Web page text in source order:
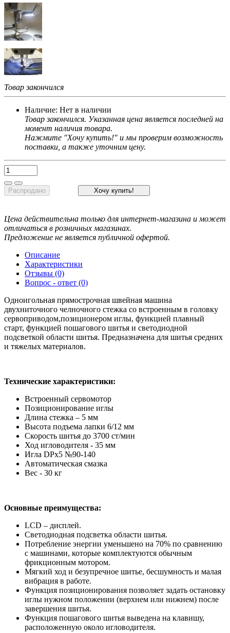
Товар закончился
Наличие: Нет в наличии
Товар закончился. Указанная цена является последней на
момент наличия товара.
Нажмите "Хочу купить!" и мы проверим возможность
поставки, а также уточним цену.
Распродано Хочу купить!
Цена действительна только для интернет-магазина и может
отличаться в розничных магазинах.
Предложение не является публичной офертой.
Описание
Характеристики
Отзывы (0)
Вопрос - ответ (0)
Одноигольная прямострочная швейная машина
двухниточного челночного стежка со встроенным в головку
сервоприводом,позиционером иглы, функцией плавный
старт, функцией пошагового шитья и светодиодной
подсветкой области шитья. Предназначена для шитья средних
и тяжелых материалов.
Технические характеристики:
Встроенный сервомотор
Позиционирование иглы
Длина стежка – 5 мм
Высота подъема лапки 6/12 мм
Скорость шитья до 3700 ст/мин
Ход игловодителя - 35 мм
Игла DPx5 №90-140
Автоматическая смазка
Вес - 30 кг
Основные преимущества:
LCD – дисплей.
Светодиодная подсветка области шитья.
Потребление энергии уменьшено на 70% по сравнению
с машинами, которые комплектуются обычным
фрикционным мотором.
Мягкий ход и безупречное шитье, бесшумность и малая
вибрация в работе.
Функция позиционирования позволяет задать остановку
иглы нужном положении (верхнем или нижнем) после
завершения шитья.
Функция пошагового шитья выведена на клавишу,
расположенную около игловодителя.